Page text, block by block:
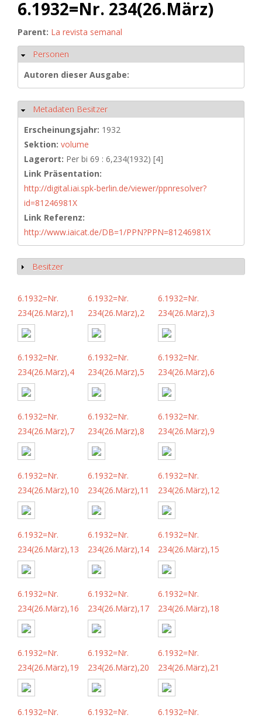
6.1932=Nr. 234(26.März)
Parent: La revista semanal
Ausblenden
Personen
Autoren dieser Ausgabe:
Ausblenden
Metadaten Besitzer
Erscheinungsjahr: 1932
Sektion: volume
Lagerort: Per bi 69 : 6,234(1932) [4]
Link Präsentation:
http://digital.iai.spk-berlin.de/viewer/ppnresolver?
id=81246981X
Link Referenz:
http://www.iaicat.de/DB=1/PPN?PPN=81246981X
Anzeigen
Besitzer
6.1932=Nr.
234(26.März),1
6.1932=Nr.
234(26.März),2
6.1932=Nr.
234(26.März),3
6.1932=Nr.
234(26.März),4
6.1932=Nr.
234(26.März),5
6.1932=Nr.
234(26.März),6
6.1932=Nr.
234(26.März),7
6.1932=Nr.
234(26.März),8
6.1932=Nr.
234(26.März),9
6.1932=Nr.
234(26.März),10
6.1932=Nr.
234(26.März),11
6.1932=Nr.
234(26.März),12
6.1932=Nr.
234(26.März),13
6.1932=Nr.
234(26.März),14
6.1932=Nr.
234(26.März),15
6.1932=Nr.
234(26.März),16
6.1932=Nr.
234(26.März),17
6.1932=Nr.
234(26.März),18
6.1932=Nr.
234(26.März),19
6.1932=Nr.
234(26.März),20
6.1932=Nr.
234(26.März),21
6.1932=Nr.
6.1932=Nr.
6.1932=Nr.